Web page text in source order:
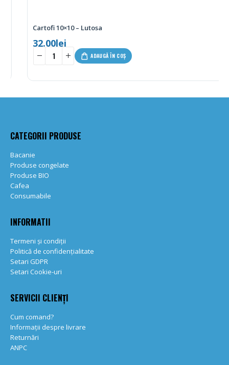
Cartofi 10×10 – Lutosa
32.00lei
ADAUGĂ ÎN COȘ
CATEGORII PRODUSE
Bacanie
Produse congelate
Produse BIO
Cafea
Consumabile
INFORMATII
Termeni și condiții
Politică de confidențialitate
Setari GDPR
Setari Cookie-uri
SERVICII CLIENȚI
Cum comand?
Informații despre livrare
Returnări
ANPC